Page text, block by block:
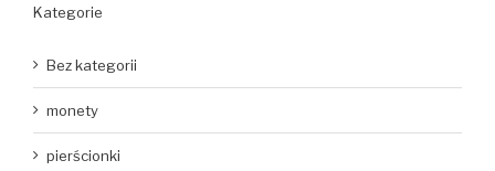
Kategorie
Bez kategorii
monety
pierścionki